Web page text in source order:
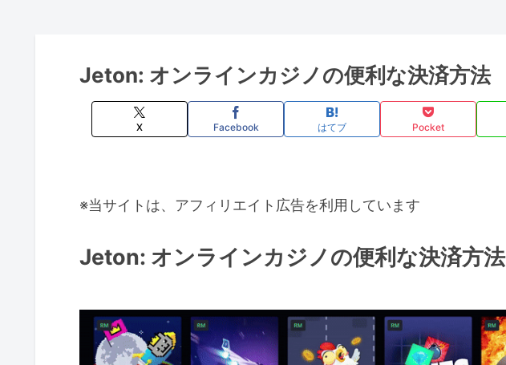
Jeton: オンラインカジノの便利な決済方法
X Facebook はてブ Pocket
※当サイトは、アフィリエイト広告を利用しています
Jeton: オンラインカジノの便利な決済方法